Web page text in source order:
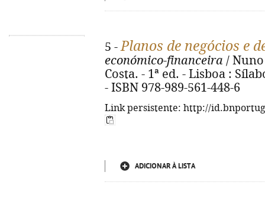
5 -Planos de negócios e
económico-financeira /
Costa. - 1ª ed. - Lisboa :
- ISBN 978-989-561-448-6
Link persistente: http://
ADICIONAR À LISTA